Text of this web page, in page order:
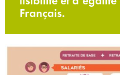
Français.